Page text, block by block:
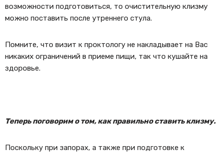
возможности подготовиться, то очистительную клизму
можно поставить после утреннего стула.
Помните, что визит к проктологу не накладывает на Вас
никаких ограничений в приеме пищи, так что кушайте на
здоровье.
Теперь поговорим о том, как правильно ставить клизму.
Поскольку при запорах, а также при подготовке к